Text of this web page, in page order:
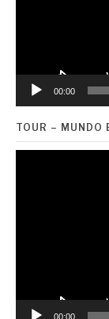
00:00
TOUR – MUNDO
00:00